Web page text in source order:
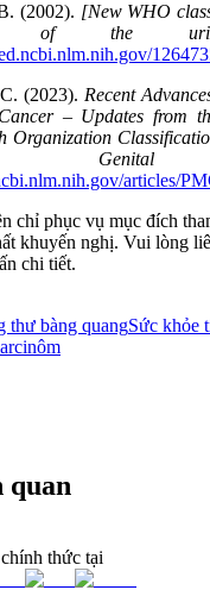
(2002). [New WHO
of the
(2023). Recent
– Updates from
Organization
Genital
articles/
chỉ phục vụ mục đích
khuyến nghị. Vui lòng
chi tiết.
thư bàng quangSức khỏe
quan
thức tại